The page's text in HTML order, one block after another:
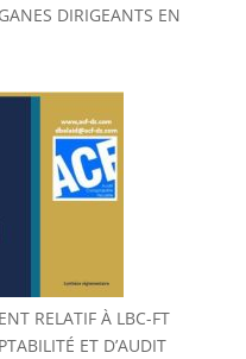
DIRIGEANTS EN
RELATIF À LBC-FT
ET D’AUDIT